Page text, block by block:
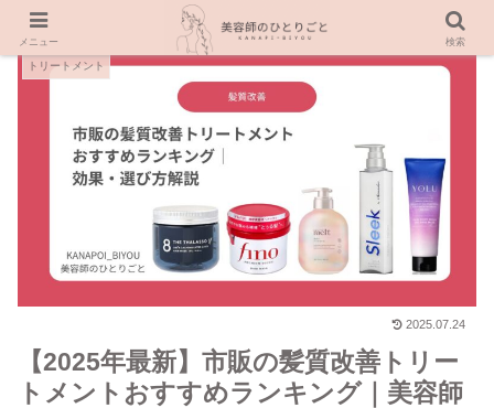
トリートメント
2025.07.24
【2025年最新】市販の髪質改善トリー
トメントおすすめランキング｜美容師
メニュー 検索